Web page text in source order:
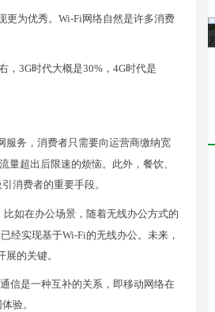
更为优秀。Wi-Fi网络自然是许多消费
，3G时代大概是30%，4G时代是
服务，消费者只需要向运营商缴纳宽
超出后限速的烦恼。此外，餐饮、
消费者的重要手段。
如在办公场景，随着无线办公方式的
经实现基于Wi-Fi的无线办公。未来，
的关键。
信是一种互补的关系，即移动网络在
验。